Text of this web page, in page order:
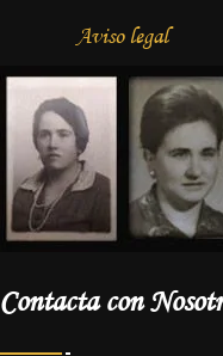
Aviso legal
Contacta con